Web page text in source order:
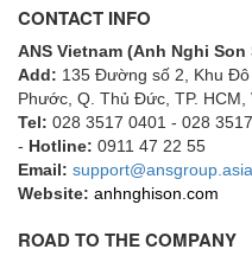
Flexim
FLIR
FLOMAG
flotron
CONTACT INFO
ANS Vietnam (Anh Nghi
Add: 135 Đường số 2, Khu Đô
Phước, Q. Thủ Đức, TP. HCM
Tel: 028 3517 0401 - 028
- Hotline: 0911 47 22 55
Email: support@ansgroup.asia
Website: anhnghison.com
ROAD TO THE COMPANY